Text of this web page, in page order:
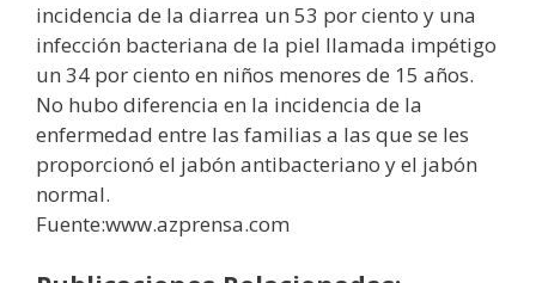
incidencia de la diarrea un 53 por ciento y una
infección bacteriana de la piel llamada impétigo
un 34 por ciento en niños menores de 15 años.
No hubo diferencia en la incidencia de la
enfermedad entre las familias a las que se les
proporcionó el jabón antibacteriano y el jabón
normal.
Fuente:www.azprensa.com